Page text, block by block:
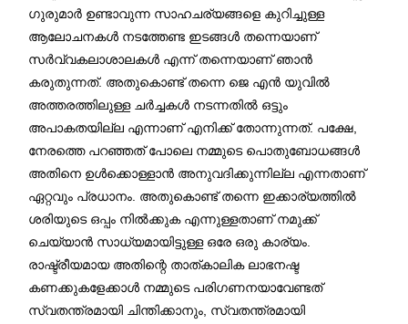
ഗുരുമാര്‍ ഉണ്ടാവുന്ന സാഹചര്യങ്ങളെ കുറിച്ചുള്ള
ആലോചനകള്‍ നടത്തേണ്ട ഇടങ്ങള്‍ തന്നെയാണ്
സര്‍വ്വകലാശാലകള്‍ എന്ന് തന്നെയാണ് ഞാന്‍
കരുതുന്നത്. അതുകൊണ്ട് തന്നെ ജെ എന്‍ യുവില്‍
അത്തരത്തിലുള്ള ചര്‍ച്ചകള്‍ നടന്നതില്‍ ഒട്ടും
അപാകതയില്ല എന്നാണ് എനിക്ക് തോന്നുന്നത്. പക്ഷേ,
നേരത്തെ പറഞ്ഞത് പോലെ നമ്മുടെ പൊതുബോധങ്ങള്‍
അതിനെ ഉള്‍ക്കൊള്ളാന്‍ അനുവദിക്കുന്നില്ല എന്നതാണ്
ഏറ്റവും പ്രധാനം. അതുകൊണ്ട് തന്നെ ഇക്കാര്യത്തില്‍
ശരിയുടെ ഒപ്പം നില്‍ക്കുക എന്നുള്ളതാണ് നമുക്ക്
ചെയ്യാന്‍ സാധ്യമായിട്ടുള്ള ഒരേ ഒരു കാര്യം.
രാഷ്ട്രീയമായ അതിന്റെ താത്കാലിക ലാഭനഷ്ട
കണക്കുകളേക്കാള്‍ നമ്മുടെ പരിഗണനയാവേണ്ടത്
സ്വതന്ത്രമായി ചിന്തിക്കാനും, സ്വതന്ത്രമായി